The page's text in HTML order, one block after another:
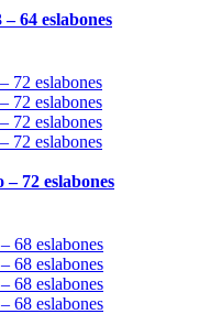
64 eslabones
72 eslabones